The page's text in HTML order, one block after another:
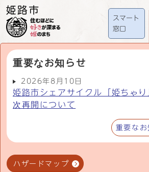
スマート
窓口
重要なお知らせ
2026年8月10日
姫路市シェアサイクル「姫ちゃ
次再開について
重要なお
ハザードマップ